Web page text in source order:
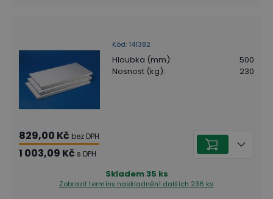
Kód: 141382
Hloubka (mm):
500
Nosnost (kg): 230
829,00 Kč bez DPH
1 003,09 Kč s DPH
Skladem35 ks
Zobrazit termíny naskladnění dalších 236 ks